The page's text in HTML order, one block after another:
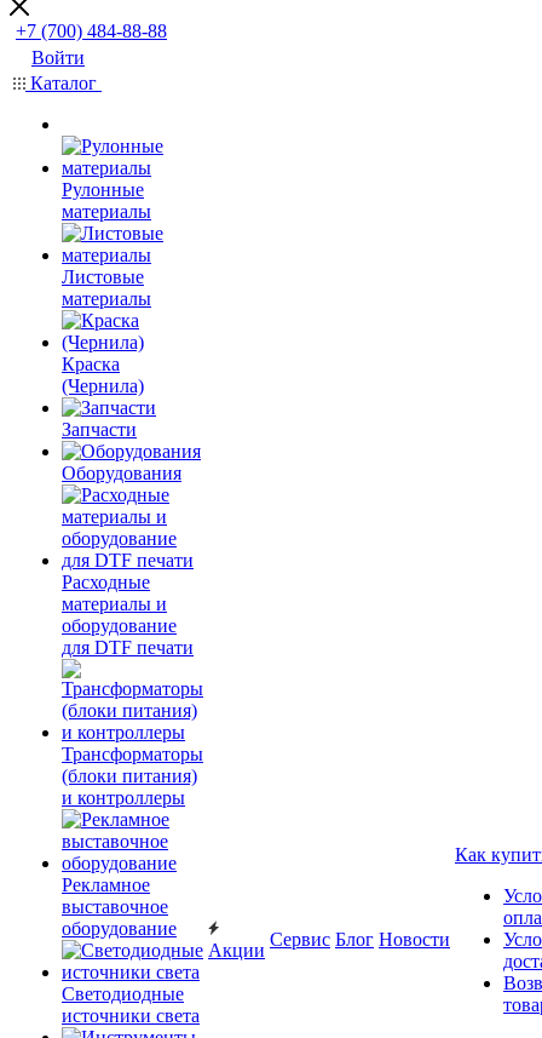
+7 (700) 484-88-88
Войти
Каталог
Рулонные
материалы
Листовые
материалы
Краска
(Чернила)
Запчасти
Оборудования
Расходные
материалы и
оборудование
для DTF печати
Трансформаторы
(блоки питания)
и контроллеры
Рекламное
выставочное
оборудование
Светодиодные
источники света
Акции
Сервис Блог Новости
Как